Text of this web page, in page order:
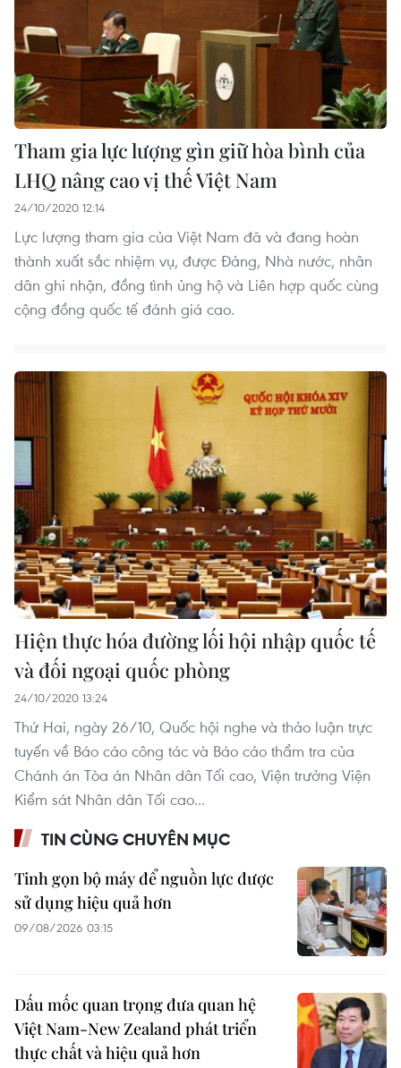
Tham gia lực lượng gìn giữ hòa bình của
LHQ nâng cao vị thế Việt Nam
24/10/2020 12:14
Lực lượng tham gia của Việt Nam đã và đang hoàn
thành xuất sắc nhiệm vụ, được Đảng, Nhà nước, nhân
dân ghi nhận, đồng tình ủng hộ và Liên hợp quốc cùng
cộng đồng quốc tế đánh giá cao.
Hiện thực hóa đường lối hội nhập quốc tế
và đối ngoại quốc phòng
24/10/2020 13:24
Thứ Hai, ngày 26/10, Quốc hội nghe và thảo luận trực
tuyến về Báo cáo công tác và Báo cáo thẩm tra của
Chánh án Tòa án Nhân dân Tối cao, Viện trưởng Viện
Kiểm sát Nhân dân Tối cao...
TIN CÙNG CHUYÊN MỤC
Tinh gọn bộ máy để nguồn lực được
sử dụng hiệu quả hơn
09/08/2026 03:15
Dấu mốc quan trọng đưa quan hệ
Việt Nam-New Zealand phát triển
thực chất và hiệu quả hơn